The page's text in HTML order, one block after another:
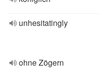
unhesitatingly
ohne Zögern